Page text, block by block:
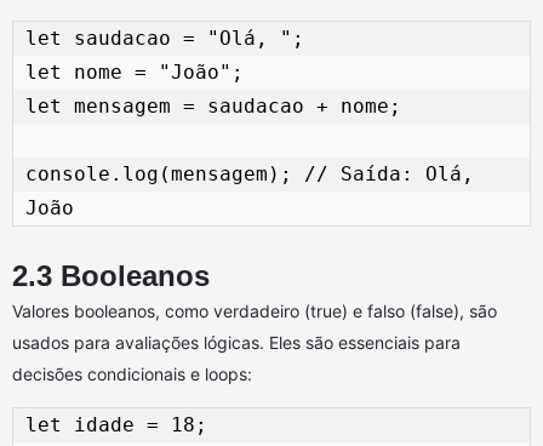
let saudacao = "Olá, ";
let nome = "João";
let mensagem = saudacao + nome;
console.log(mensagem); // Saída: Olá,
2.3 Booleanos
Valores booleanos, como verdadeiro (true) e falso (false), são
usados para avaliações lógicas. Eles são essenciais para
decisões condicionais e loops:
let idade = 18;